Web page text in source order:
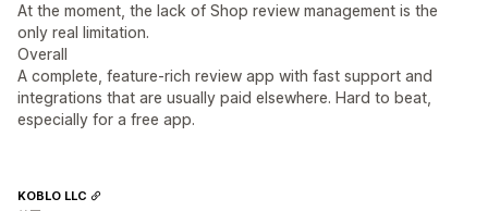
At the moment, the lack of Shop review management is the
only real limitation.
Overall
A complete, feature-rich review app with fast support and
integrations that are usually paid elsewhere. Hard to beat,
especially for a free app.
KOBLO LLC